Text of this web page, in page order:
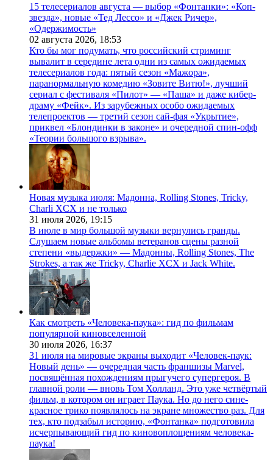
15 телесериалов августа — выбор «Фонтанки»: «Коп-
звезда», новые «Тед Лессо» и «Джек Ричер»,
«Одержимость»
02 августа 2026, 18:53
Кто бы мог подумать, что российский стриминг
вывалит в середине лета одни из самых ожидаемых
телесериалов года: пятый сезон «Мажора»,
паранормальную комедию «Зовите Витю!», лучший
сериал с фестиваля «Пилот» — «Паша» и даже кибер-
драму «Фейк». Из зарубежных особо ожидаемых
телепроектов — третий сезон сай-фая «Укрытие»,
приквел «Блондинки в законе» и очередной спин-офф
«Теории большого взрыва».
Новая музыка июля: Мадонна, Rolling Stones, Tricky,
Charli XCX и не только
31 июля 2026, 19:15
В июле в мир большой музыки вернулись гранды.
Слушаем новые альбомы ветеранов сцены разной
степени «выдержки» — Мадонны, Rolling Stones, The
Strokes, а так же Tricky, Charlie XCX и Jack White.
Как смотреть «Человека-паука»: гид по фильмам
популярной киновселенной
30 июля 2026, 16:37
31 июля на мировые экраны выходит «Человек-паук:
Новый день» — очередная часть франшизы Marvel,
посвящённая похождениям прыгучего супергероя. В
главной роли — вновь Том Холланд. Это уже четвёртый
фильм, в котором он играет Паука. Но до него сине-
красное трико появлялось на экране множество раз. Для
тех, кто подзабыл историю, «Фонтанка» подготовила
исчерпывающий гид по киновоплощениям человека-
паука!